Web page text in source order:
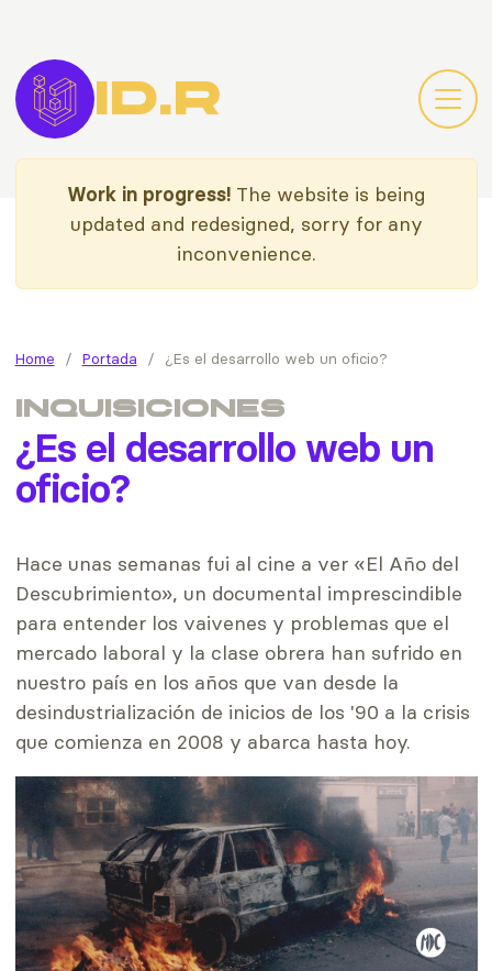
ID.R
Work in progress! The website is being
updated and redesigned, sorry for any
inconvenience.
Home Portada ¿Es el desarrollo web un oficio?
Inquisiciones
¿Es el desarrollo web un
oficio?
Hace unas semanas fui al cine a ver «El Año del
Descubrimiento», un documental imprescindible
para entender los vaivenes y problemas que el
mercado laboral y la clase obrera han sufrido en
nuestro país en los años que van desde la
desindustrialización de inicios de los '90 a la crisis
que comienza en 2008 y abarca hasta hoy.